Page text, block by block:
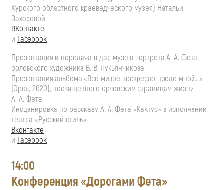
Курского областного краеведческого музея) Натальи
Захаровой.
ВКонтакте
и Facebook
Презентация и передача в дар музею портрета А. А. Фета
орловского художника В. В. Лукьянчикова
Презентация альбома «Все милое воскресло предо мной…»
(Орел, 2020), посвященного орловским страницам жизни
А. А. Фета
Инсценировка по рассказуА. А. Фета «Кактус» в исполнении
театра «Русский стиль».
Вконтакте
и Facebook
14:00
Конференция «Дорогами Фета»